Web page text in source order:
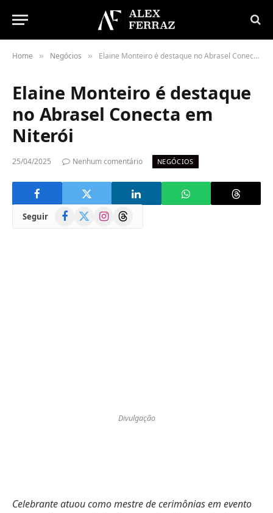
Home » Negócios » Elaine Monteiro é destaque no Abrasel Conecta em Niterói
Elaine Monteiro é destaque
no Abrasel Conecta em
Niterói
25/04/2025 Nenhum comentário NEGÓCIOS
Seguir Facebook
(Twitter)
InstagramThreads
Divulgação
Celebrante atuou como mestre de cerimônias em evento